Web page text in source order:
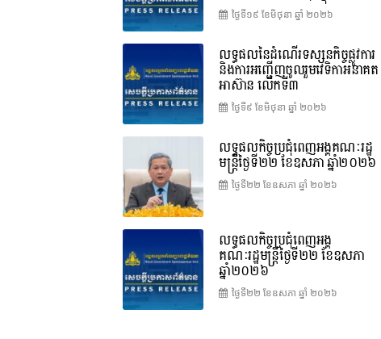
ថ្ងៃទី១៩ ខែ​មិថុនា ឆ្នាំ ២០២៦
លទ្ធផលនៃដំណើរទស្សនកិច្ចផ្លូវការ
និងការអញ្ជើញចូលរួមវេទិកាអនាគត
អាស៊ាន លើកទី៣
ថ្ងៃទី៩ ខែ​មិថុនា ឆ្នាំ ២០២៦
លទ្ធផលកិច្ចប្រជុំពេញអង្គគណៈរដ្ឋ
មន្ត្រីថ្ងៃទី២២ ខែឧសភា ឆ្នាំ២០២៦
ថ្ងៃទី២២ ខែ​ឧសភា ឆ្នាំ ២០២៦
លទ្ធផលកិច្ចប្រជុំពេញអង្គ
គណៈរដ្ឋមន្រ្តីថ្ងៃទី២២ ខែឧសភា
ឆ្នាំ២០២៦
ថ្ងៃទី២២ ខែ​ឧសភា ឆ្នាំ ២០២៦